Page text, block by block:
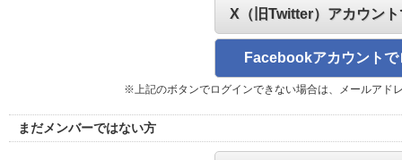
X（旧Twitter）アカウン
Facebookアカウントで
※上記のボタンでログインできない場合は、メールアド
まだメンバーではない方